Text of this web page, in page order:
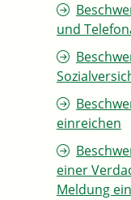
und
einreichen
einer
Meldung